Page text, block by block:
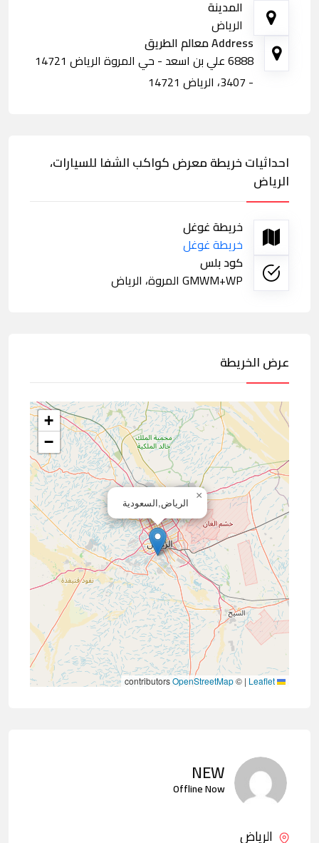
المدينة
الرياض
Address معالم الطريق
6888 علي بن اسعد - حي المروة الرياض 14721
- 3407، الرياض 14721
احداثيات خريطة معرض كواكب الشفا للسيارات،
الرياض
خريطة غوغل
خريطة غوغل
كود بلس
GMWM+WP المروة، الرياض
عرض الخريطة
الرياض,السعودية
×
+
−
|
©
OpenStreetMap
NEW
Offline Now
الرياض